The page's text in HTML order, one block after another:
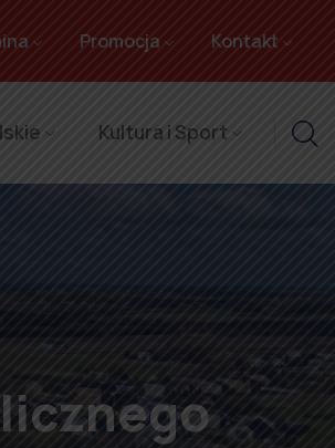
Promocja Kontakt
Kultura i Sport